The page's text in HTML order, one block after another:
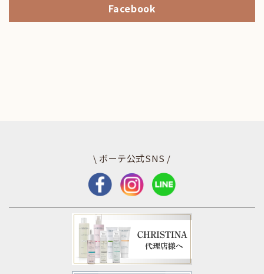
Facebook
\ ボーテ公式SNS /